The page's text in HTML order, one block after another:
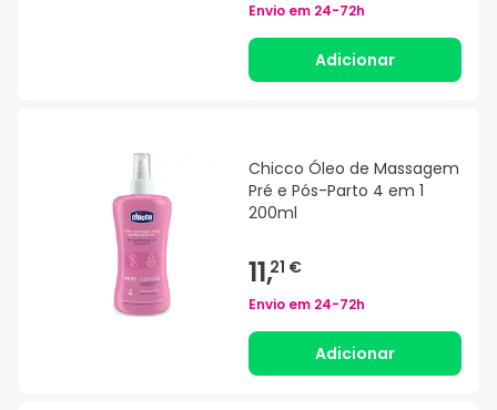
Envio em 24-72h
Adicionar
Chicco Óleo de Massagem
Pré e Pós-Parto 4 em 1
200ml
11,21 €
Envio em 24-72h
Adicionar